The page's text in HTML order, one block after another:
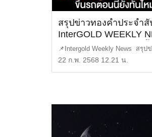
สรุปข่าวทองคำประจำสั
InterGOLD WEEKLY
EP.145 | ราคาทองวันนี้
ราคาทองคำแท่ง | ทองค
📌Intergold Weekly News สรุป
ทองคำ ประจำสัปดาห์ EP14 […]
22 ก.พ. 2568 12.21 น.